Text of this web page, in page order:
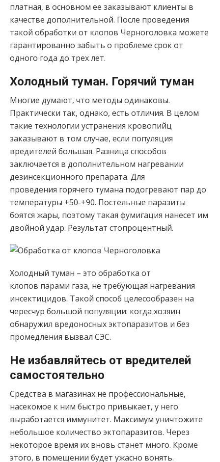
платная, в основном ее заказывают клиенты в
качестве дополнительной. После проведения
такой обработки от клопов Черноголовка можете
гарантированно забыть о проблеме срок от
одного года до трех лет.
Холодный туман. Горячий туман
Многие думают, что методы одинаковы.
Практически так, однако, есть отличия. В целом
такие технологии устранения кровопийц
заказывают в том случае, если популяция
вредителей большая. Разница способов
заключается в дополнительном нагревании
дезинсекционного препарата. Для
проведения горячего тумана подогревают пар до
температуры +50-+90. Постельные паразиты
боятся жары, поэтому такая фумигация нанесет им
двойной удар. Результат стопроцентный.
Холодный туман – это обработка от
клопов парами газа, не требующая нагревания
инсектицидов. Такой способ целесообразен на
чересчур большой популяции: когда хозяин
обнаружил вредоносных эктопаразитов и без
промедления вызвал СЭС.
Не избавляйтесь от вредителей
самостоятельно
Средства в магазинах не профессиональные,
насекомое к ним быстро привыкает, у него
выработается иммунитет. Максимум уничтожите
небольшое количество эктопаразитов. Через
некоторое время их вновь станет много. Кроме
этого, в помещении будет ужасно вонять.